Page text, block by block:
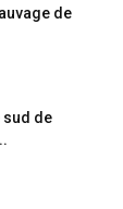
de
sud de